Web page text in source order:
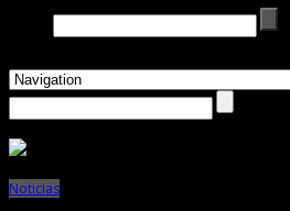
Noticias